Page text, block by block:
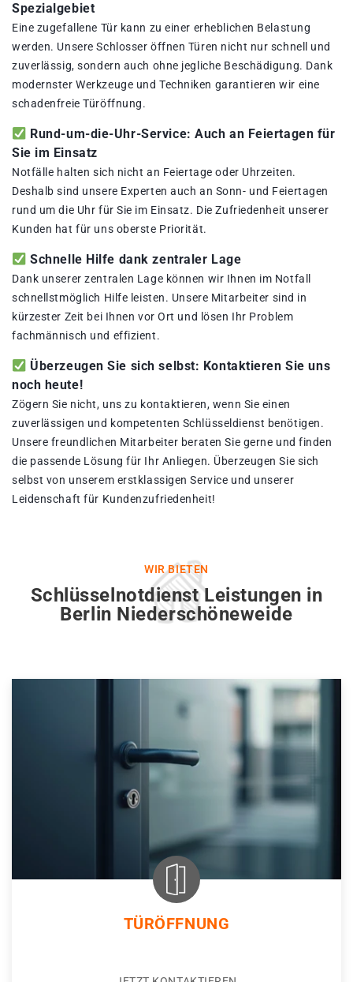
Spezialgebiet
Eine zugefallene Tür kann zu einer erheblichen Belastung
werden. Unsere Schlosser öffnen Türen nicht nur schnell und
zuverlässig, sondern auch ohne jegliche Beschädigung. Dank
modernster Werkzeuge und Techniken garantieren wir eine
schadenfreie Türöffnung.
Rund-um-die-Uhr-Service: Auch an Feiertagen für
Sie im Einsatz
Notfälle halten sich nicht an Feiertage oder Uhrzeiten.
Deshalb sind unsere Experten auch an Sonn- und Feiertagen
rund um die Uhr für Sie im Einsatz. Die Zufriedenheit unserer
Kunden hat für uns oberste Priorität.
Schnelle Hilfe dank zentraler Lage
Dank unserer zentralen Lage können wir Ihnen im Notfall
schnellstmöglich Hilfe leisten. Unsere Mitarbeiter sind in
kürzester Zeit bei Ihnen vor Ort und lösen Ihr Problem
fachmännisch und effizient.
Überzeugen Sie sich selbst: Kontaktieren Sie uns
noch heute!
Zögern Sie nicht, uns zu kontaktieren, wenn Sie einen
zuverlässigen und kompetenten Schlüsseldienst benötigen.
Unsere freundlichen Mitarbeiter beraten Sie gerne und finden
die passende Lösung für Ihr Anliegen. Überzeugen Sie sich
selbst von unserem erstklassigen Service und unserer
Leidenschaft für Kundenzufriedenheit!
WIR BIETEN
Schlüsselnotdienst Leistungen in
Berlin Niederschöneweide
TÜRÖFFNUNG